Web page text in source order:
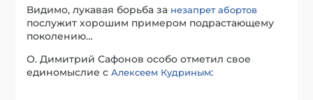
Видимо, лукавая борьба за незапрет абортов
послужит хорошим примером подрастающему
поколению…
О. Димитрий Сафонов особо отметил свое
единомыслие сАлексеем Кудриным: